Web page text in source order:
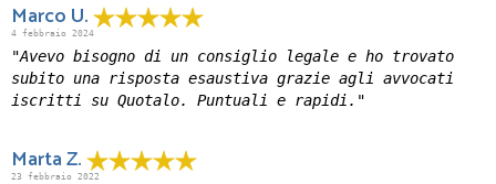
Marco U.
4 febbraio 2024
"Avevo bisogno di un consiglio legale e ho trovato
subito una risposta esaustiva grazie agli avvocati
iscritti su Quotalo. Puntuali e rapidi."
Marta Z.
23 febbraio 2022